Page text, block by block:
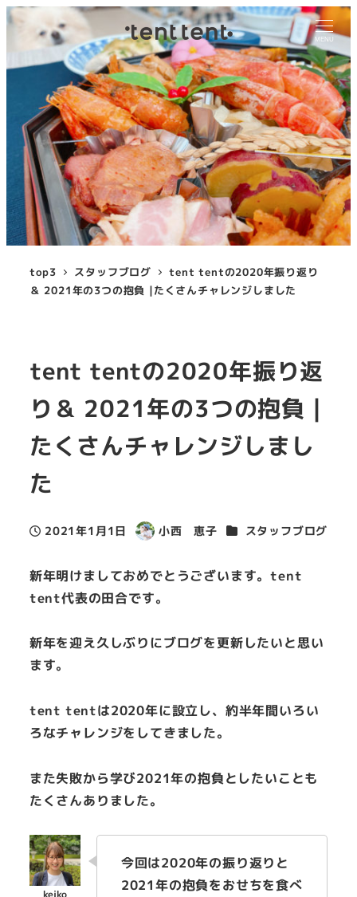
MENU
top3 スタッフブログ
tent tentの2020年振り返り
＆ 2021年の3つの抱負 |たくさんチャレンジしました
tent tentの2020年振り返
り＆ 2021年の3つの抱負 |
たくさんチャレンジしまし
た
投稿日
2021年1月1日
著
小西 恵子 カテゴリー
スタッフブログ
新年明けましておめでとうございます。tent
tent代表の田合です。
新年を迎え久しぶりにブログを更新したいと思い
ます。
tent tentは2020年に設立し、約半年間いろい
ろなチャレンジをしてきました。
また失敗から学び2021年の抱負としたいことも
たくさんありました。
今回は2020年の振り返りと
2021年の抱負をおせちを食べ